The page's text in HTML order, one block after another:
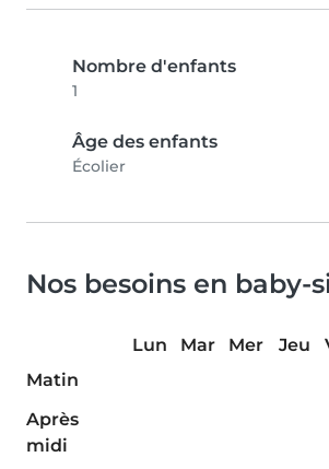
Nombre d'enfants
1
Âge des enfants
Écolier
Nos besoins en baby-
Lun Mar Mer Jeu
Matin
Après
midi